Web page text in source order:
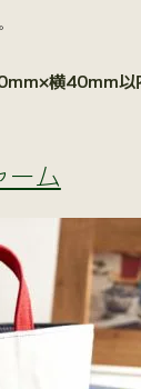
横40mm以
ーム